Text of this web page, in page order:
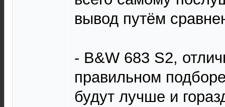
вывод путём
- B&W 683 S2,
правильном
будут лучше и